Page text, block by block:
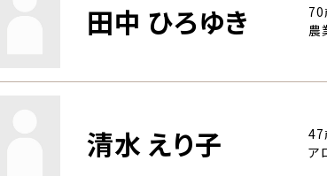
田中 ひろゆき
70
農
清水 えり子
47
ア